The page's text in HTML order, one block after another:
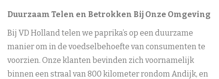
Duurzaam Telen en Betrokken Bij Onze Omgeving
Bij VD Holland telen we paprika’s op een duurzame
manier om in de voedselbehoefte van consumenten te
voorzien. Onze klanten bevinden zich voornamelijk
binnen een straal van 800 kilometer rondom Andijk, en